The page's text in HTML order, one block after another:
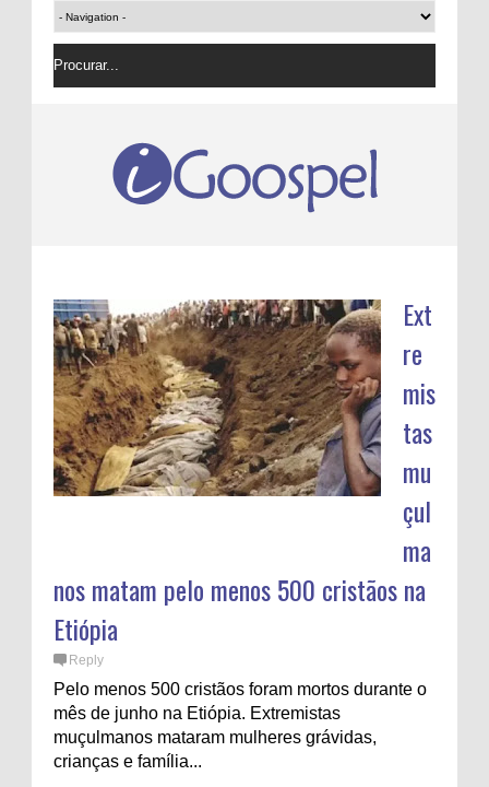
Ext
re
mis
tas
mu
çul
ma
nos matam pelo menos 500 cristãos na
Etiópia
Reply
Pelo menos 500 cristãos foram mortos durante o
mês de junho na Etiópia. Extremistas
muçulmanos mataram mulheres grávidas,
crianças e família...